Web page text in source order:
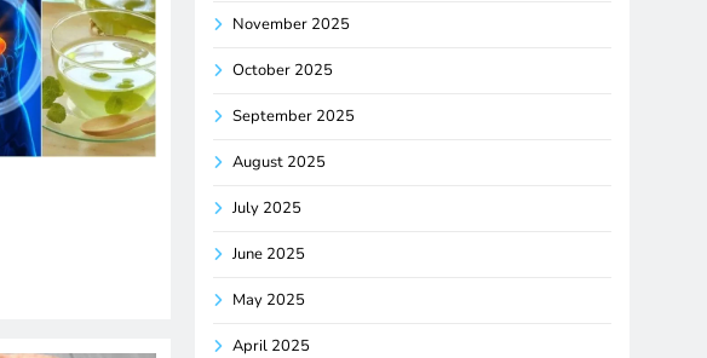
November 2025
October 2025
September 2025
August 2025
July 2025
June 2025
May 2025
April 2025